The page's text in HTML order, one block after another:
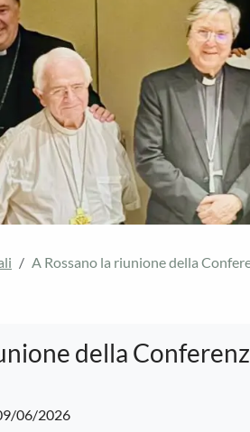
A Rossano la riunione della
della
06/2026